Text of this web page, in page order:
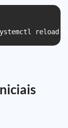
reload